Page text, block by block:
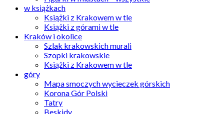
w książkach
Książki z Krakowem w tle
Książki z górami w tle
Kraków i okolice
Szlak krakowskich murali
Szopki krakowskie
Książki z Krakowem w tle
góry
Mapa smoczych wycieczek górskich
Korona Gór Polski
Tatry
Beskidy